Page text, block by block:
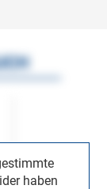
haben